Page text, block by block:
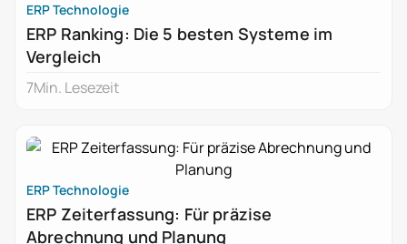
ERP Technologie
ERP Ranking: Die 5 besten Systeme im
Vergleich
7Min. Lesezeit
ERP Technologie
ERP Zeiterfassung: Für präzise
Abrechnung und Planung